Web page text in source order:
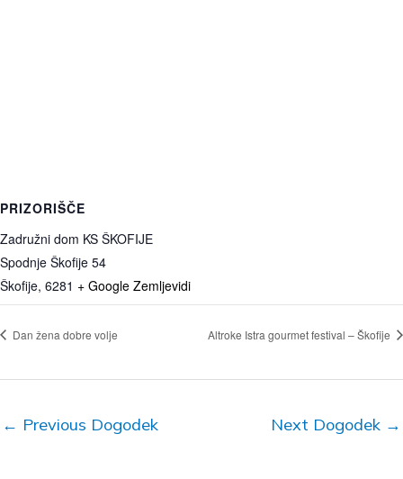
PRIZORIŠČE
Zadružni dom KS ŠKOFIJE
Spodnje Škofije 54
Škofije, 6281 + Google Zemljevidi
Dan žena dobre volje Altroke Istra gourmet festival – Škofije
← Previous Dogodek Next Dogodek →